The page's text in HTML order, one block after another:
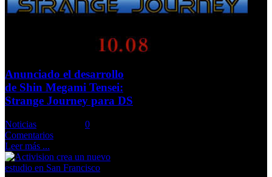
Anunciado el desarrollo
de Shin Megami Tensei:
Strange Journey para DS
Noticias
0
Comentarios
Leer más ...